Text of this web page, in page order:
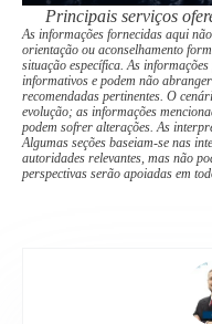
Principais serviços
As informações fornecidas aqui
orientação ou aconselhamento
situação específica. As
informativos e podem não
recomendadas pertinentes. O
evolução; as informações
podem sofrer alterações. As
Algumas seções baseiam-se nas
autoridades relevantes, mas não
perspectivas serão apoiadas em